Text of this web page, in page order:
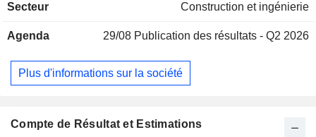
Secteur Construction et ingénierie
Agenda 29/08 Publication des résultats - Q2 2026
Plus d'informations sur la société
Compte de Résultat et Estimations